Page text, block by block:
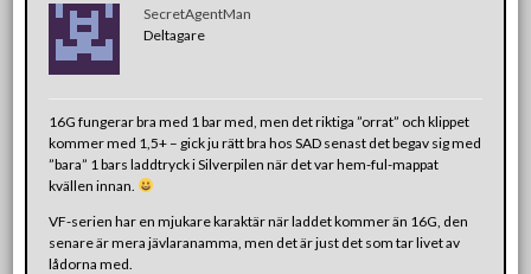
SecretAgentMan
Deltagare
16G fungerar bra med 1 bar med, men det riktiga ”orrat” och klippet
kommer med 1,5+ – gick ju rätt bra hos SAD senast det begav sig med
”bara” 1 bars laddtryck i Silverpilen när det var hem-ful-mappat
kvällen innan.
VF-serien har en mjukare karaktär när laddet kommer än 16G, den
senare är mera jävlaranamma, men det är just det som tar livet av
lådorna med.